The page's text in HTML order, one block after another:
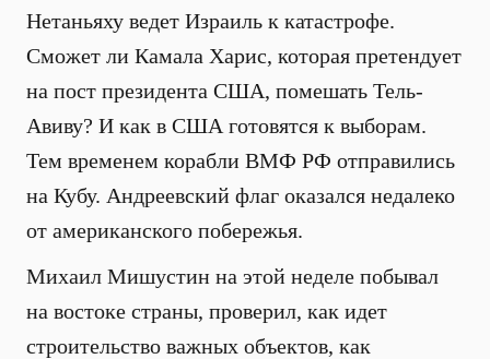
Нетаньяху ведет Израиль к катастрофе.
Сможет ли Камала Харис, которая претендует
на пост президента США, помешать Тель-
Авиву? И как в США готовятся к выборам.
Тем временем корабли ВМФ РФ отправились
на Кубу. Андреевский флаг оказался недалеко
от американского побережья.
Михаил Мишустин на этой неделе побывал
на востоке страны, проверил, как идет
строительство важных объектов, как